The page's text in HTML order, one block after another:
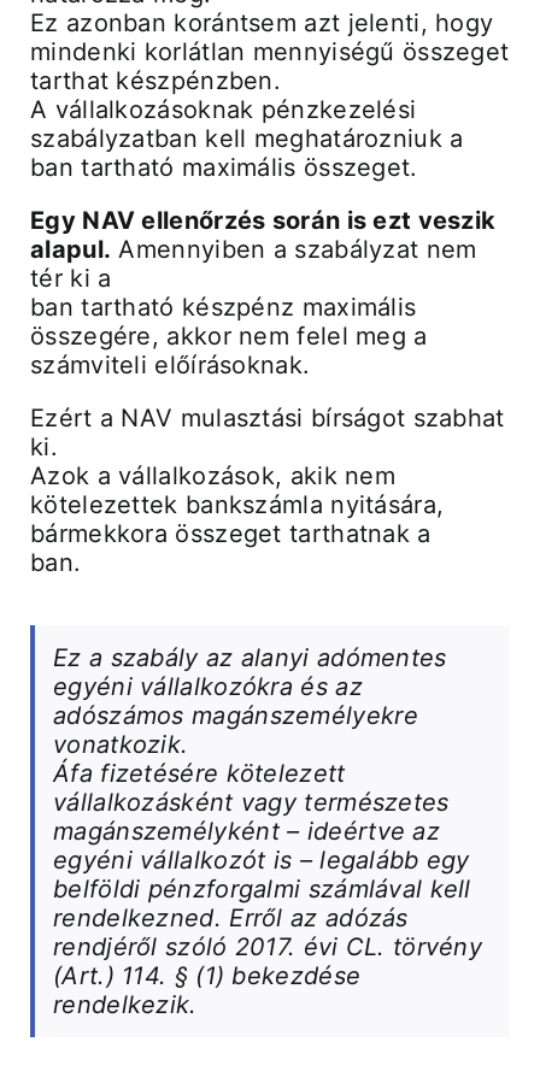
Ez azonban korántsem azt jelenti, hogy
mindenki korlátlan mennyiségű összeget
tarthat készpénzben.
A vállalkozásoknak pénzkezelési
szabályzatban kell meghatározniuk a
ban tartható maximális összeget.
Egy NAV ellenőrzés során is ezt veszik
alapul. Amennyiben a szabályzat nem
tér ki a
ban tartható készpénz maximális
összegére, akkor nem felel meg a
számviteli előírásoknak.
Ezért a NAV mulasztási bírságot szabhat
ki.
Azok a vállalkozások, akik nem
kötelezettek bankszámla nyitására,
bármekkora összeget tarthatnak a
ban.
Ez a szabály az alanyi adómentes
egyéni vállalkozókra és az
adószámos magánszemélyekre
vonatkozik.
Áfa fizetésére kötelezett
vállalkozásként vagy természetes
magánszemélyként – ideértve az
egyéni vállalkozót is – legalább egy
belföldi pénzforgalmi számlával kell
rendelkezned. Erről az adózás
rendjéről szóló 2017. évi CL. törvény
(Art.) 114. § (1) bekezdése
rendelkezik.